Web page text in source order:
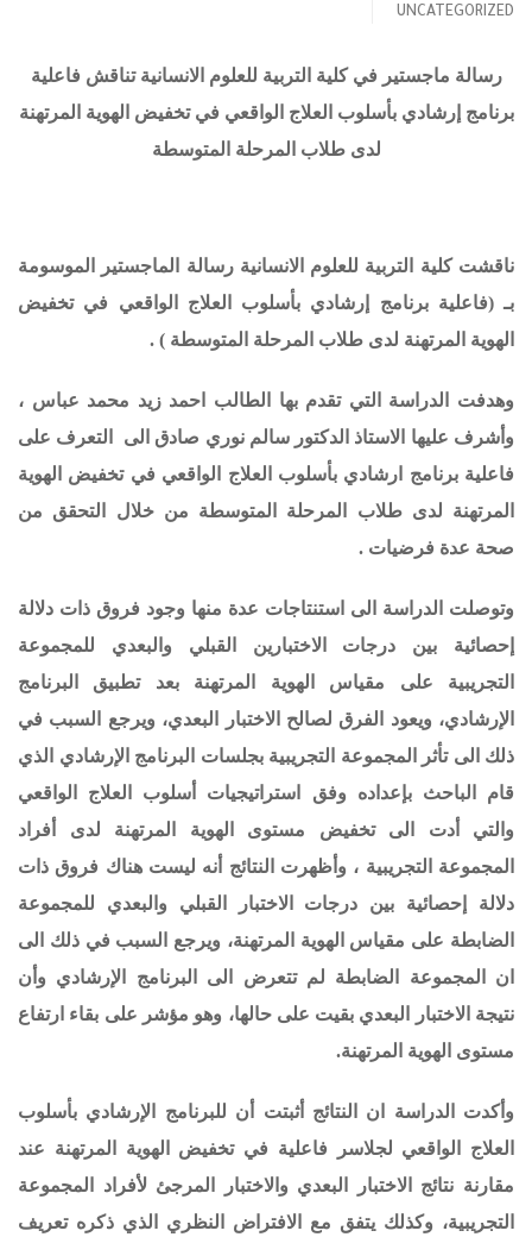
UNCATEGORIZED
رسالة ماجستير في كلية التربية للعلوم الانسانية تناقش فاعلية
برنامج إرشادي بأسلوب العلاج الواقعي في تخفيض الهوية المرتهنة
لدى طلاب المرحلة المتوسطة
ناقشت كلية التربية للعلوم الانسانية رسالة الماجستير الموسومة
بـ (فاعلية برنامج إرشادي بأسلوب العلاج الواقعي في تخفيض
الهوية المرتهنة لدى طلاب المرحلة المتوسطة ) .
وهدفت الدراسة التي تقدم بها الطالب احمد زيد محمد عباس ،
وأشرف عليها الاستاذ الدكتور سالم نوري صادق الى التعرف على
فاعلية برنامج ارشادي بأسلوب العلاج الواقعي في تخفيض الهوية
المرتهنة لدى طلاب المرحلة المتوسطة من خلال التحقق من
صحة عدة فرضيات .
وتوصلت الدراسة الى استنتاجات عدة منها وجود فروق ذات دلالة
إحصائية بين درجات الاختبارين القبلي والبعدي للمجموعة
التجريبية على مقياس الهوية المرتهنة بعد تطبيق البرنامج
الإرشادي، ويعود الفرق لصالح الاختبار البعدي، ويرجع السبب في
ذلك الى تأثر المجموعة التجريبية بجلسات البرنامج الإرشادي الذي
قام الباحث بإعداده وفق استراتيجيات أسلوب العلاج الواقعي
والتي أدت الى تخفيض مستوى الهوية المرتهنة لدى أفراد
المجموعة التجريبية ، وأظهرت النتائج أنه ليست هناك فروق ذات
دلالة إحصائية بين درجات الاختبار القبلي والبعدي للمجموعة
الضابطة على مقياس الهوية المرتهنة، ويرجع السبب في ذلك الى
ان المجموعة الضابطة لم تتعرض الى البرنامج الإرشادي وأن
نتيجة الاختبار البعدي بقيت على حالها، وهو مؤشر على بقاء ارتفاع
مستوى الهوية المرتهنة.
وأكدت الدراسة ان النتائج أثبتت أن للبرنامج الإرشادي بأسلوب
العلاج الواقعي لجلاسر فاعلية في تخفيض الهوية المرتهنة عند
مقارنة نتائج الاختبار البعدي والاختبار المرجئ لأفراد المجموعة
التجريبية، وكذلك يتفق مع الافتراض النظري الذي ذكره تعريف